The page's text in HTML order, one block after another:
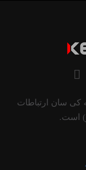
کی سان ارتباطات
است.